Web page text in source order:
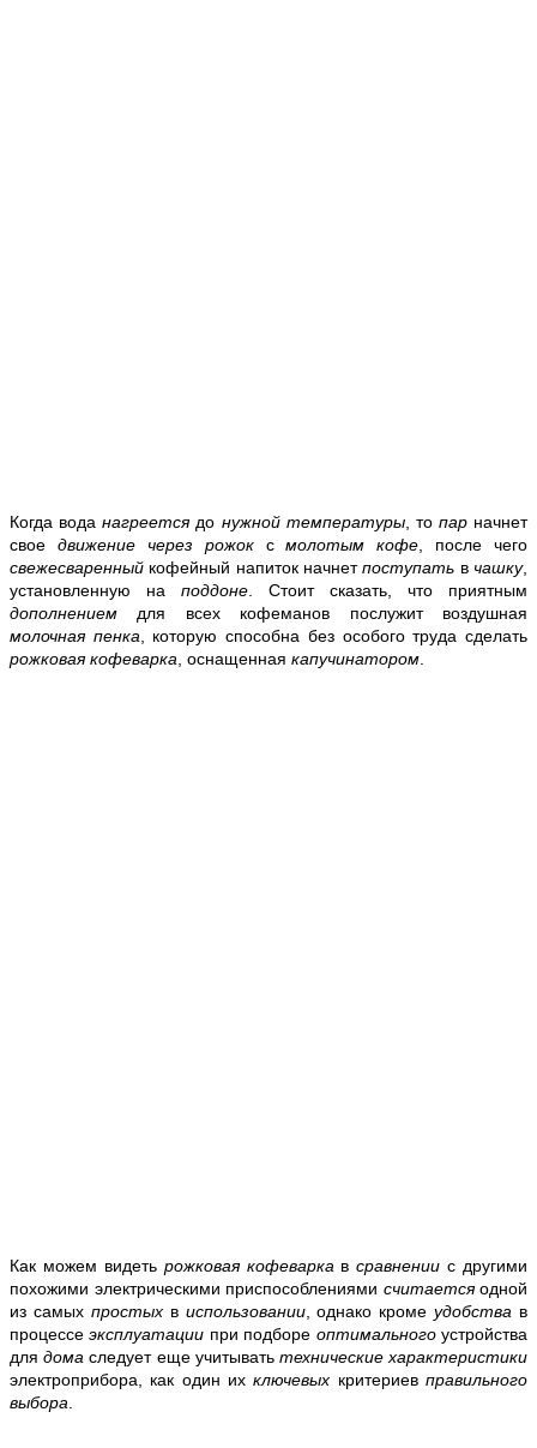
Когда воданагреетсядо нужной температуры, то пар начнет
свое движение через рожоксмолотым кофе, после чего
свежесваренный кофейный напиток начнетпоступать в чашку,
установленную на поддоне. Стоит сказать, что приятным
дополнениемдля всех кофеманов послужит воздушная
молочная пенка, которую способна без особого труда сделать
рожковая кофеварка, оснащенная капучинатором.
Как можем видеть рожковая кофеварка всравнениис другими
похожими электрическими приспособлениями считаетсяодной
из самых простых в использовании, однако кромеудобства в
процессеэксплуатации при подборе оптимальногоустройства
длядомаследует еще учитывать технические характеристики
электроприбора, как один ихключевых критериевправильного
выбора.